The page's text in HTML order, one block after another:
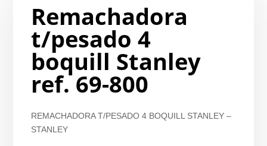
Remachadora
t/pesado 4
boquill Stanley
ref. 69-800
REMACHADORA T/PESADO 4 BOQUILL STANLEY –
STANLEY